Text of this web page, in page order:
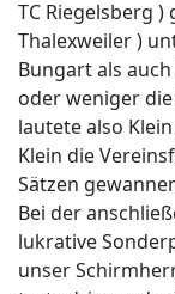
TC Riegelsberg )
Thalexweiler )
Bungart als
oder weniger
lautete also
Klein die
Sätzen
Bei der
lukrative
unser